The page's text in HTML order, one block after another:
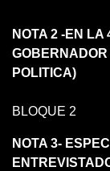
NOTA 2 -EN LA
POLITICA)
BLOQUE 2
NOTA 3-